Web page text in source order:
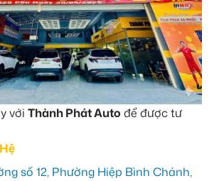
với Thành Phát Auto để được tư
số 12, Phường Hiệp Bình Chánh,